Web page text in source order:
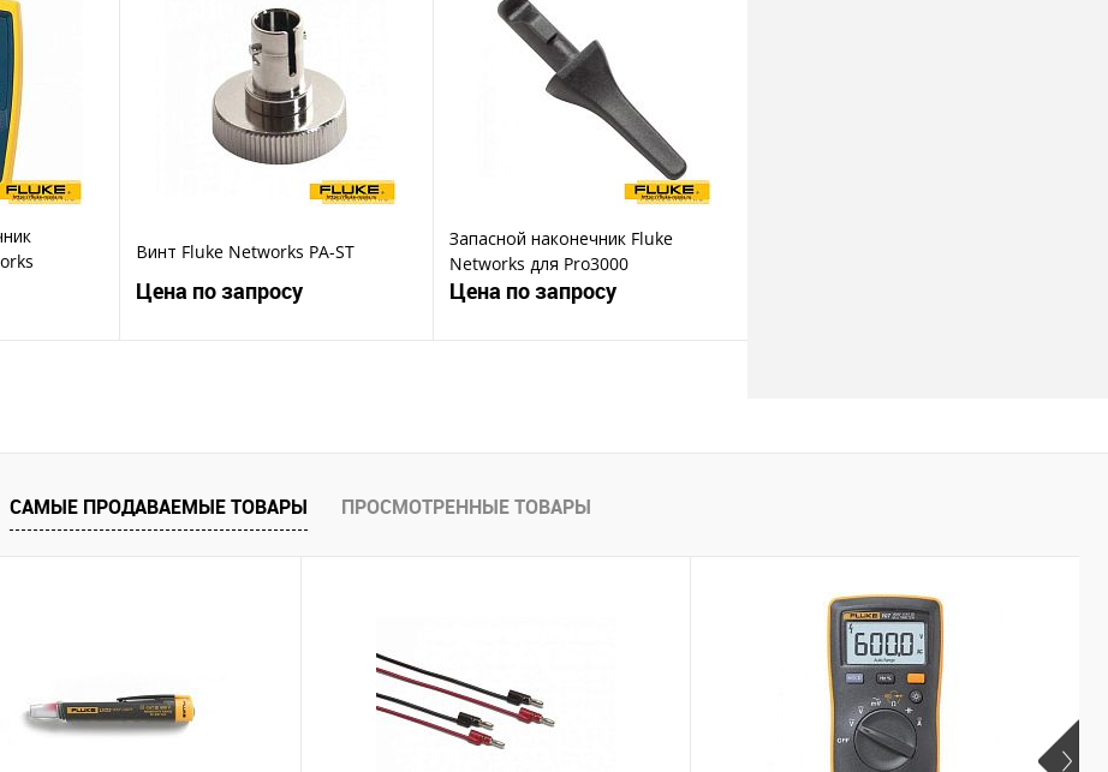
Купить в 1 клик
В избранное
Купить в 1 клик
В избранное
Винт Fluke Networks PA-ST
Цена по запросу
Запасной наконечник Fluke
Networks для Pro3000
Цена по запросу
САМЫЕ ПРОДАВАЕМЫЕ ТОВАРЫ ПРОСМОТРЕННЫЕ ТОВАРЫ